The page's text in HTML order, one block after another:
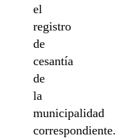
el
registro
de
cesantía
de
la
municipalidad
correspondiente.